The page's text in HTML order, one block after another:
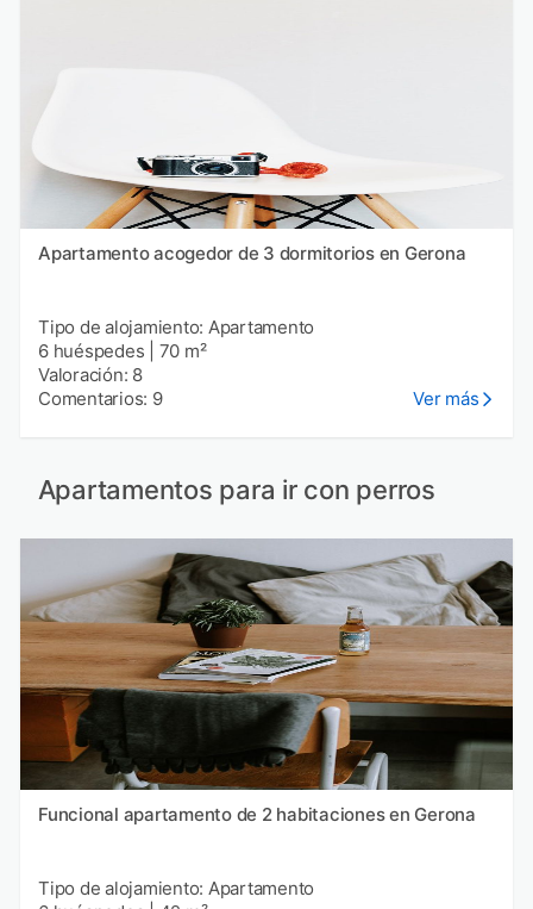
Apartamento acogedor de 3 dormitorios en Gerona
Tipo de alojamiento: Apartamento
6 huéspedes
70 m²
Valoración: 8
Comentarios: 9
Ver más
Apartamentos para ir con perros
Funcional apartamento de 2 habitaciones en Gerona
Tipo de alojamiento: Apartamento